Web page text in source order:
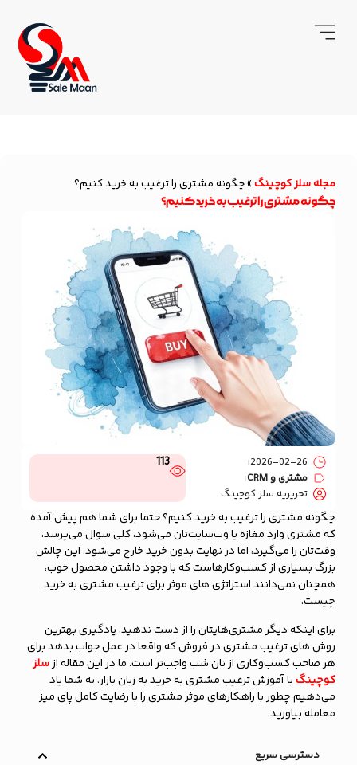
مجله سلز کوچینگ»چگونه مشتری را ترغیب به خرید کنیم؟
چگونه مشتری را ترغیب به خرید کنیم؟
2026-02-26
مشتری و CRM
تحریریه سلز کوچینگ
113
چگونه مشتری را ترغیب به خرید کنیم؟ حتما برای شما هم پیش آمده
که مشتری وارد مغازه یا وب‌سایت‌تان می‌شود، کلی سوال می‌پرسد،
وقت‌تان را می‌گیرد، اما در نهایت بدون خرید خارج می‌شود. این چالش
بزرگ بسیاری از کسب‌وکار‌هاست که با وجود داشتن محصول خوب،
همچنان نمی‌دانند استراتژی های موثر برای ترغیب مشتری به خرید
چیست.
برای اینکه دیگر مشتری‌هایتان را از دست ندهید، یادگیری بهترین
روش های ترغیب مشتری در فروش که واقعا در عمل جواب بدهد برای
هر صاحب کسب‌وکاری از نان شب واجب‌تر است. ما در این مقاله ازسلز
کوچینگبا آموزش ترغیب مشتری به خرید به زبان بازار، به شما یاد
می‌دهیم چطور با راهکارهای موثر مشتری را با رضایت کامل پای میز
معامله بیاورید.
دسترسی سریع